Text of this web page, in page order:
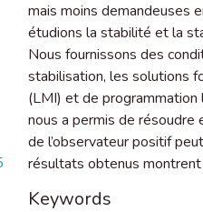
mais moins demandeuses
étudions la stabilité et la
Nous fournissons des
stabilisation, les solutions
(LMI) et de programmation
nous a permis de
de l’observateur positif
résultats obtenus
Keywords